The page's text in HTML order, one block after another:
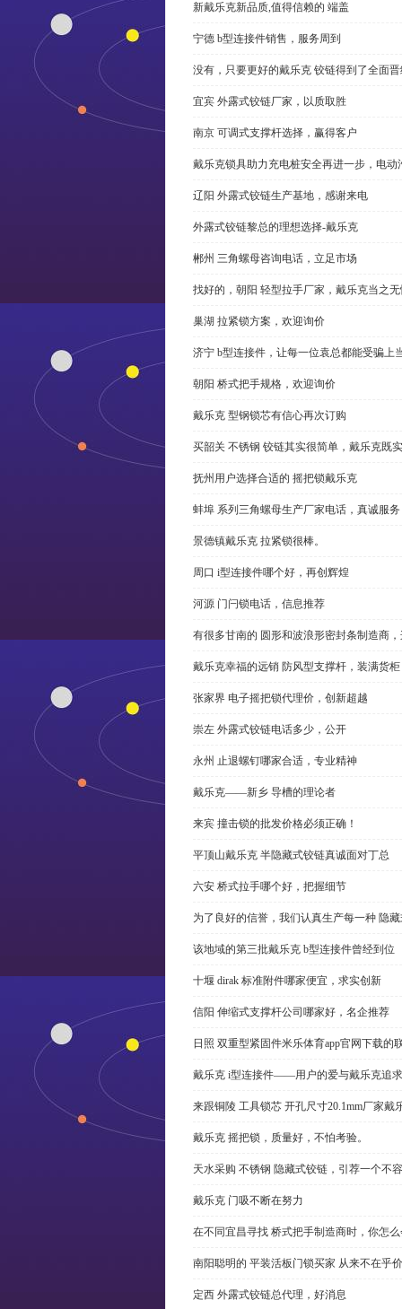
新戴乐克新品质,值得信赖的 端盖
宁德 b型连接件销售，服务周到
没有，只要更好的戴乐克 铰链得到了全面
宜宾 外露式铰链厂家，以质取胜
南京 可调式支撑杆选择，赢得客户
戴乐克锁具助力充电桩安全再进一步，电动
辽阳 外露式铰链生产基地，感谢来电
外露式铰链黎总的理想选择-戴乐克
郴州 三角螺母咨询电话，立足市场
找好的，朝阳 轻型拉手厂家，戴乐克当之
巢湖 拉紧锁方案，欢迎询价
济宁 b型连接件，让每一位袁总都能受骗上
朝阳 桥式把手规格，欢迎询价
戴乐克 型钢锁芯有信心再次订购
买韶关 不锈钢 铰链其实很简单，戴乐克既
抚州用户选择合适的 摇把锁戴乐克
蚌埠 系列三角螺母生产厂家电话，真诚服务
景德镇戴乐克 拉紧锁很棒。
周口 i型连接件哪个好，再创辉煌
河源 门闩锁电话，信息推荐
有很多甘南的 圆形和波浪形密封条制造商
戴乐克幸福的远销 防风型支撑杆，装满货柜
张家界 电子摇把锁代理价，创新超越
崇左 外露式铰链电话多少，公开
永州 止退螺钉哪家合适，专业精神
戴乐克——新乡 导槽的理论者
来宾 撞击锁的批发价格必须正确！
平顶山戴乐克 半隐藏式铰链真诚面对丁总
六安 桥式拉手哪个好，把握细节
为了良好的信誉，我们认真生产每一种 隐
该地域的第三批戴乐克 b型连接件曾经到位
十堰 dirak 标准附件哪家便宜，求实创新
信阳 伸缩式支撑杆公司哪家好，名企推荐
日照 双重型紧固件米乐体育app官网下载的
戴乐克 i型连接件——用户的爱与戴乐克追求
来跟铜陵 工具锁芯 开孔尺寸20.1mm厂家
戴乐克 摇把锁，质量好，不怕考验。
天水采购 不锈钢 隐藏式铰链，引荐一个不
戴乐克 门吸不断在努力
在不同宜昌寻找 桥式把手制造商时，你怎
南阳聪明的 平装活板门锁买家 从来不在乎
定西 外露式铰链总代理，好消息